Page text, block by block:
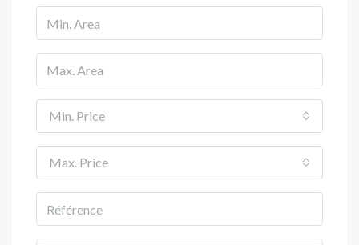
Min. Price
Max. Price